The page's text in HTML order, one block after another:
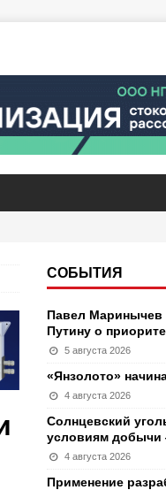
СОБЫТИЯ
Павел Маринычев
Путину о
5 августа 2026
«Янзолото»
4 августа 2026
Солнцевский
условиям
4 августа 2026
Применение